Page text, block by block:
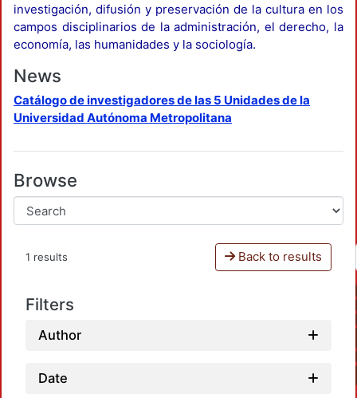
investigación, difusión y preservación de la cultura en los
campos disciplinarios de la administración, el derecho, la
economía, las humanidades y la sociología.
News
Catálogo de investigadores de las 5 Unidades de la
Universidad Autónoma Metropolitana
Browse
1 results Back to results
Filters
Author
Date